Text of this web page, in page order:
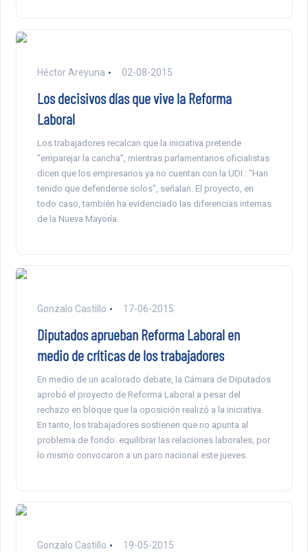
Héctor Areyuna 02-08-2015
Los decisivos días que vive la Reforma
Laboral
Los trabajadores recalcan que la iniciativa pretende
“emparejar la cancha”, mientras parlamentarios oficialistas
dicen que los empresarios ya no cuentan con la UDI : “Han
tenido que defenderse solos”, señalan. El proyecto, en
todo caso, también ha evidenciado las diferencias internas
de la Nueva Mayoría.
Gonzalo Castillo 17-06-2015
Diputados aprueban Reforma Laboral en
medio de críticas de los trabajadores
En medio de un acalorado debate, la Cámara de Diputados
aprobó el proyecto de Reforma Laboral a pesar del
rechazo en bloque que la oposición realizó a la iniciativa.
En tanto, los trabajadores sostienen que no apunta al
problema de fondo: equilibrar las relaciones laborales, por
lo mismo convocaron a un paro nacional este jueves.
Gonzalo Castillo 19-05-2015